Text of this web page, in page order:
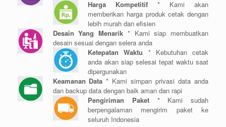
Harga Kompetitif * Kami akan
memberikan harga produk cetak dengan
lebih murah dan efisien
Desain Yang Menarik * Kami siap membuatkan
desain sesuai dengan selera anda
Ketepatan Waktu * Kebutuhan cetak
anda akan siap selesai tepat waktu saat
dipergunakan
Keamanan Data * Kami simpan privasi data anda
dan backup data dengan baik aman dan rapi
Pengiriman Paket* Kami sudah
berpengalaman mengirim paket ke
seluruh Indonesia